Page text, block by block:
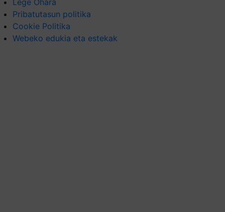
Lege Ohara
Pribatutasun politika
Cookie Politika
Webeko edukia eta estekak